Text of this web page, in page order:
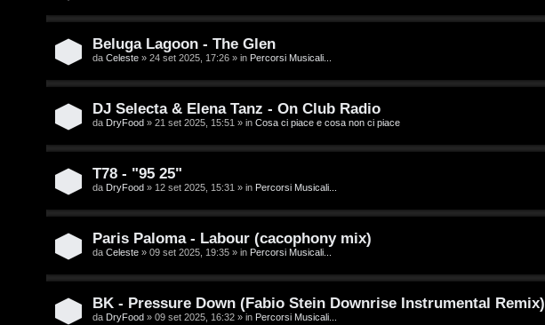
Beluga Lagoon - The Glen
da Celeste » 24 set 2025, 17:26 » in Percorsi Musicali...
DJ Selecta & Elena Tanz - On Club Radio
da DryFood » 21 set 2025, 15:51 » in Cosa ci piace e cosa non ci piace
T78 - "95 25"
da DryFood » 12 set 2025, 15:31 » in Percorsi Musicali...
Paris Paloma - Labour (cacophony mix)
da Celeste » 09 set 2025, 19:35 » in Percorsi Musicali...
BK - Pressure Down (Fabio Stein Downrise Instrumental Remix)
da DryFood » 09 set 2025, 16:32 » in Percorsi Musicali...